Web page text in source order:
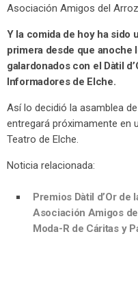
Asociación Amigos del
Y la comida de hoy ha sido
primera desde que anoche
galardonados con el Dàtil
Informadores de Elche.
Así lo decidió la asamblea
entregará próximamente en
Teatro de Elche.
Noticia relacionada:
Premios Dàtil d’Or
Asociación Amigos
Moda-R de Cáritas y